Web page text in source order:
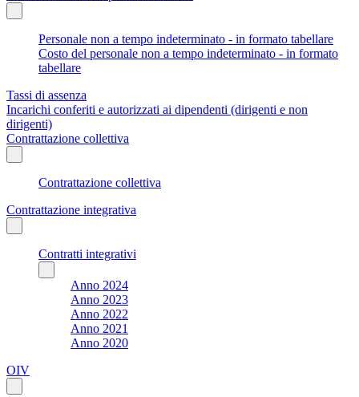
Personale non a tempo indeterminato - in formato tabellare
Costo del personale non a tempo indeterminato - in formato
tabellare
Tassi di assenza
Incarichi conferiti e autorizzati ai dipendenti (dirigenti e non
dirigenti)
Contrattazione collettiva
Contrattazione collettiva
Contrattazione integrativa
Contratti integrativi
Anno 2024
Anno 2023
Anno 2022
Anno 2021
Anno 2020
OIV